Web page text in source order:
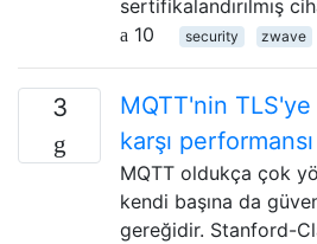
sertifikalandırılmış
10
security zwave
3
MQTT'nin TLS'ye
karşı performansı
MQTT oldukça çok
kendi başına da
gereğidir. Stanford-